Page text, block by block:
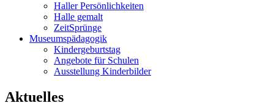
Haller Persönlichkeiten
Halle gemalt
ZeitSprünge
Museumspädagogik
Kindergeburtstag
Angebote für Schulen
Ausstellung Kinderbilder
Aktuelles